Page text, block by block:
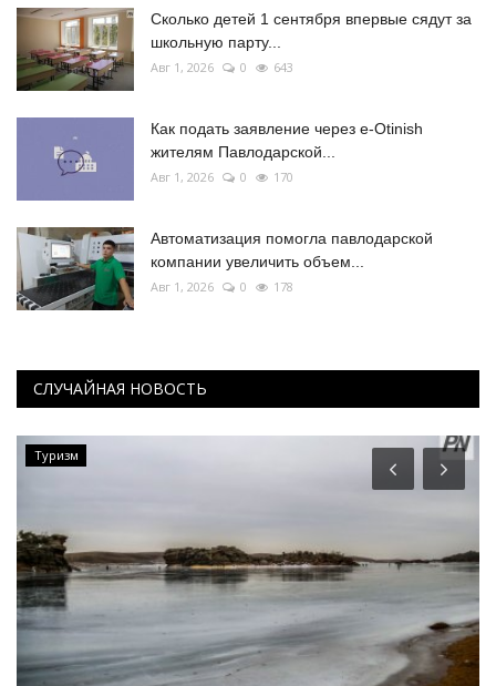
Сколько детей 1 сентября впервые сядут за
школьную парту...
Авг 1, 2026 0 643
Как подать заявление через e-Otinish
жителям Павлодарской...
Авг 1, 2026 0 170
Автоматизация помогла павлодарской
компании увеличить объем...
Авг 1, 2026 0 178
СЛУЧАЙНАЯ НОВОСТЬ
Туризм